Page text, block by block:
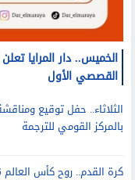
الخميس.. دار المرايا
القصصي الأول
الثلاثاء.. حفل توقيع
بالمركز القومي للترجمة